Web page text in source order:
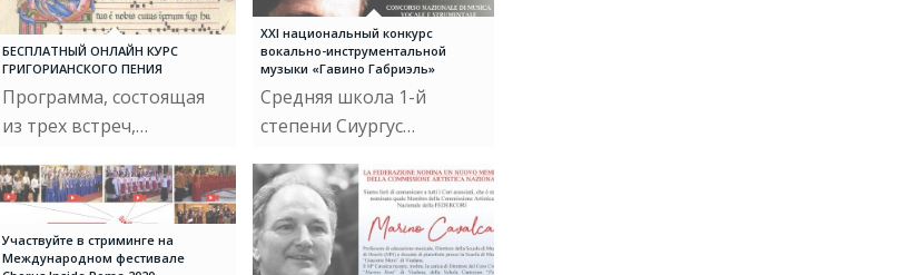
БЕСПЛАТНЫЙ ОНЛАЙН КУРС
ГРИГОРИАНСКОГО ПЕНИЯ
Программа, состоящая
из трех встреч,…
XXI национальный конкурс
вокально-инструментальной
музыки «Гавино Габриэль»
Средняя школа 1-й
степени Сиургус…
Участвуйте в стриминге на
Международном фестивале